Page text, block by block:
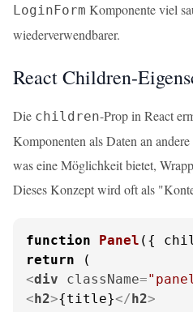
LoginForm Komponente viel
wiederverwendbarer.
React Children-
Die children-Prop in React
Komponenten als Daten an
was eine Möglichkeit bietet,
Dieses Konzept wird oft als
function Panel ( {
return
<div className=
<h2>{title}</h2>